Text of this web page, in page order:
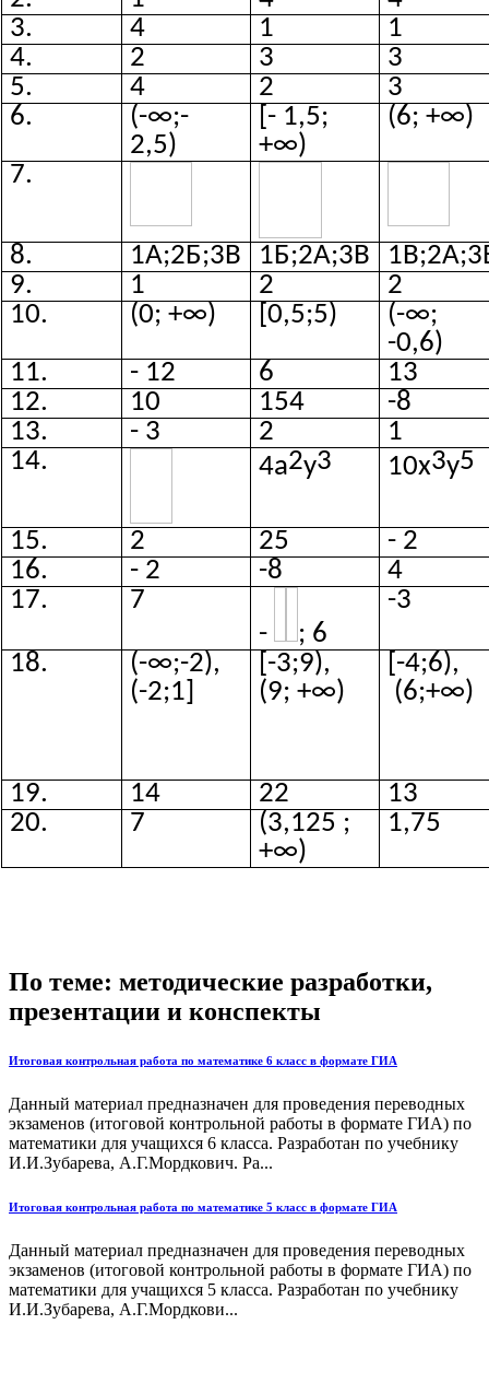
3.
4 1
1
4.
2 3
3
5.
4 2
3
6.
(-∞;-
2,5)
[- 1,5;
+∞)
(6; +∞)
7.
8. 1А;2Б;3В 1Б;2А;3В
9.
1 2
2
10.
(0; +∞) [0,5;5)
(-∞;
-0,6)
11.
- 12 6
13
12.
10 154
-8
13.
- 3 2
1
14.
4а2у3 10х3у5
15. 2 25
- 2
16.
- 2 -8
4
17.
7
-
; 6
-3
18.
(-∞;-2),
(-2;1]
[-3;9),
(9; +∞)
[-4;6),
(6;+∞)
19. 14 22
13
20.
7
(3,125 ;
+∞)
1,75
По теме: методические разработки,
презентации и конспекты
Итоговая контрольная работа по математике 6 класс в формате ГИА
Данный материал предназначен для проведения переводных
экзаменов (итоговой контрольной работы в формате ГИА) по
математики для учащихся 6 класса. Разработан по учебнику
И.И.Зубарева, А.Г.Мордкович. Ра...
Итоговая контрольная работа по математике 5 класс в формате ГИА
Данный материал предназначен для проведения переводных
экзаменов (итоговой контрольной работы в формате ГИА) по
математики для учащихся 5 класса. Разработан по учебнику
И.И.Зубарева, А.Г.Мордкови...